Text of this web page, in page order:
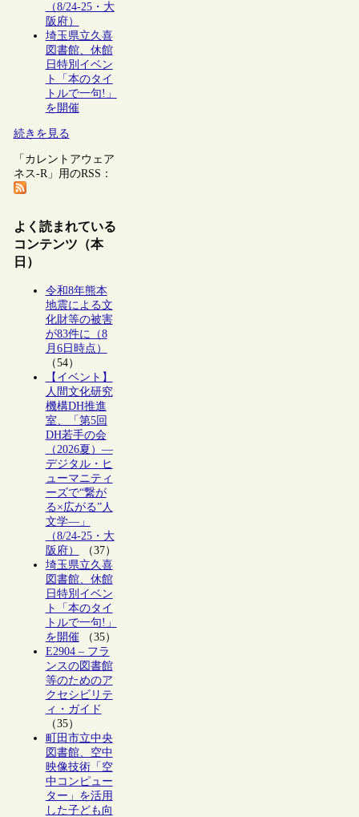
（8/24-25・大
阪府）
埼玉県立久喜
図書館、休館
日特別イベン
ト「本のタイ
トルで一句!」
を開催
続きを見る
「カレントアウェア
ネス-R」用のRSS：
よく読まれている
コンテンツ（本
日）
令和8年熊本
地震による文
化財等の被害
が83件に（8
月6日時点）
（54）
【イベント】
人間文化研究
機構DH推進
室、「第5回
DH若手の会
（2026夏）―
デジタル・ヒ
ューマニティ
ーズで“繋が
る×広がる”人
文学―」
（8/24-25・大
阪府）
（37）
埼玉県立久喜
図書館、休館
日特別イベン
ト「本のタイ
トルで一句!」
を開催（35）
E2904 – フラ
ンスの図書館
等のためのア
クセシビリテ
ィ・ガイド
（35）
町田市立中央
図書館、空中
映像技術「空
中コンピュー
ター」を活用
した子ども向